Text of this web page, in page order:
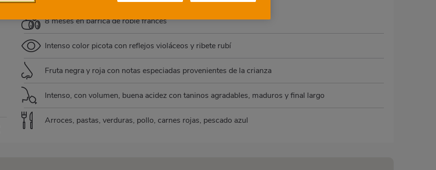
8 meses en barrica de roble francés
Intenso color picota con reflejos violáceos y ribete rubí
Fruta negra y roja con notas especiadas provenientes de la crianza
Intenso, con volumen, buena acidez con taninos agradables, maduros y final largo
Arroces, pastas, verduras, pollo, carnes rojas, pescado azul